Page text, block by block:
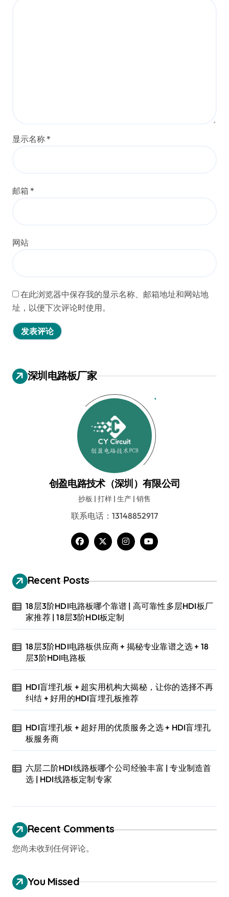
显示名称 *
邮箱 *
网站
在此浏览器中保存我的显示名称、邮箱地址和网站地
址，以便下次评论时使用。
深圳电路板厂家
创盈电路技术（深圳）有限公司
抄板 | 打样 | 生产 | 销售
联系电话：13148852917
Recent Posts
18层3阶HDI电路板哪个靠谱 | 高可靠性多层HDI板厂
家推荐 | 18层3阶HDI板定制
18层3阶HDI电路板供应商 + 揭秘专业靠谱之选 + 18
层3阶HDI电路板
HDI盲埋孔板 + 超实用机构大揭秘，让你的选择不再
纠结 + 好用的HDI盲埋孔板推荐
HDI盲埋孔板 + 超好用的优质服务之选 + HDI盲埋孔
板服务商
六层二阶HDI线路板哪个公司经验丰富 | 专业制造首
选 | HDI线路板定制专家
Recent Comments
您尚未收到任何评论。
You Missed